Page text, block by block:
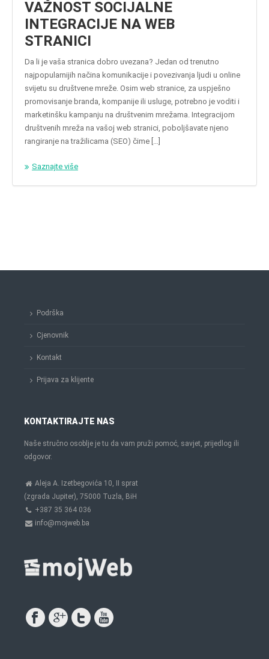
VAŽNOST SOCIJALNE
INTEGRACIJE NA WEB
STRANICI
Da li je vaša stranica dobro uvezana? Jedan od trenutno
najpopularnijih načina komunikacije i povezivanja ljudi u online
svijetu su društvene mreže. Osim web stranice, za uspješno
promovisanje branda, kompanije ili usluge, potrebno je voditi i
marketinšku kampanju na društvenim mrežama. Integracijom
društvenih mreža na vašoj web stranici, poboljšavate njeno
rangiranje na tražilicama (SEO) čime […]
Saznajte više
Podrška
Cjenovnik
Kontakt
Prijava za klijente
KONTAKTIRAJTE NAS
Naše stručno osoblje je tu da vam pruži pomoć, savjet, prijedlog ili
odgovor.
Aleja A. Izetbegovića 10, II sprat
(zgrada Jupiter), 75000 Tuzla, BiH
+387 35 364 036
info@mojweb.ba